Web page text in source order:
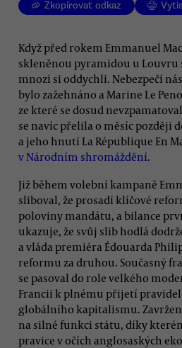
Zkopírovat odkaz
Když před rokem Emmanuel
skleněnou pyramidou u Louvru
mnozí si oddychli. Nebezpečí
bylo zažehnáno a Marine Le
ze které se dosud
se navíc přelila o měsíc později
a jeho hnutí La République En
v Národním shromáždění.
Již během volební kampaně
sliboval, že prosadí klíčové
poloviny mandátu, a bilance
ukazuje, že svůj slib hodlá
a vláda premiéra Édouarda
reformu za druhou. Současný
se pasoval do role velkého
Francii k plnému přijetí pravidel
globálního kapitalismu.
na silné funkci státu, díky
pravice v očích anglosaských